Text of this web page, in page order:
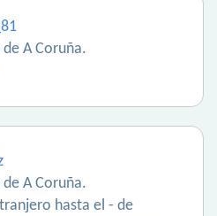
de A Coruña.
A Coruña.
hasta el - de